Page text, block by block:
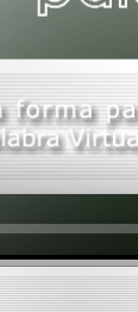
Seek